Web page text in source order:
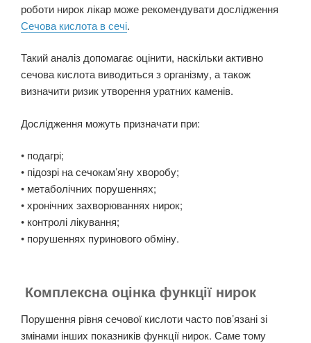
роботи нирок лікар може рекомендувати дослідження
Сечова кислота в сечі.
Такий аналіз допомагає оцінити, наскільки активно
сечова кислота виводиться з організму, а також
визначити ризик утворення уратних каменів.
Дослідження можуть призначати при:
• подагрі;
• підозрі на сечокам’яну хворобу;
• метаболічних порушеннях;
• хронічних захворюваннях нирок;
• контролі лікування;
• порушеннях пуринового обміну.
Комплексна оцінка функції нирок
Порушення рівня сечової кислоти часто пов’язані зі
змінами інших показників функції нирок. Саме тому